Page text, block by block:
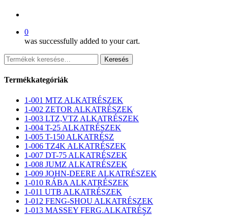
0
was successfully added to your cart.
Keresés
a
következőre:
Keresés
Termékkategóriák
1-001 MTZ ALKATRÉSZEK
1-002 ZETOR ALKATRÉSZEK
1-003 LTZ,VTZ ALKATRÉSZEK
1-004 T-25 ALKATRÉSZEK
1-005 T-150 ALKATRÉSZ
1-006 TZ4K ALKATRÉSZEK
1-007 DT-75 ALKATRÉSZEK
1-008 JUMZ ALKATRÉSZEK
1-009 JOHN-DEERE ALKATRÉSZEK
1-010 RÁBA ALKATRÉSZEK
1-011 UTB ALKATRÉSZEK
1-012 FENG-SHOU ALKATRÉSZEK
1-013 MASSEY FERG.ALKATRÉSZ